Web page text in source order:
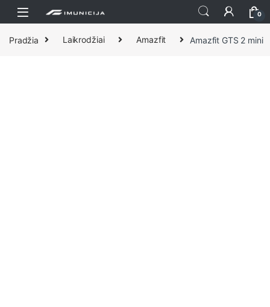
Praleisti ir pereiti prie navigacijos
Pereiti prie turinio
0
Pradžia Laikrodžiai Amazfit Amazfit GTS 2 mini